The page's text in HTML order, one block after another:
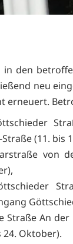
in den
neu
erneuert.
(11. bis
von
Straße An
24. Oktober).